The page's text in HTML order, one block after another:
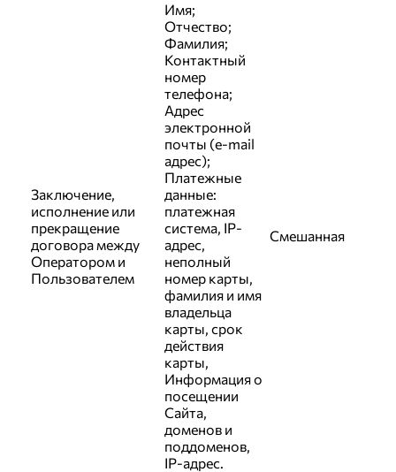
Заключение,
исполнение или
прекращение
договора между
Оператором и
Пользователем
Имя;
Отчество;
Фамилия;
Контактный
номер
телефона;
Адрес
электронной
почты (e-mail
адрес);
Платежные
данные:
платежная
система, IP-
адрес,
неполный
номер карты,
фамилия и имя
владельца
карты, срок
действия
карты,
Информация о
посещении
Сайта,
доменов и
поддоменов,
IP-адрес.
Смешанная